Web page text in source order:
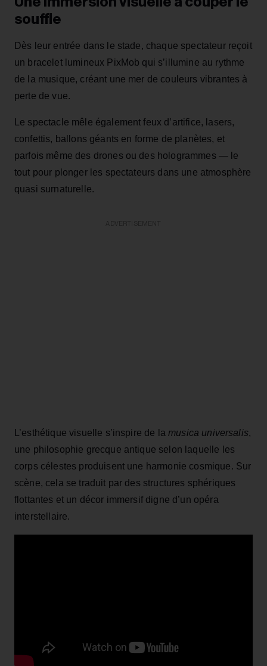
souffle
Dès leur entrée dans le stade, chaque spectateur reçoit
un bracelet lumineux PixMob qui s’illumine au rythme
de la musique, créant une mer de couleurs vibrantes à
perte de vue.
Le spectacle mêle également feux d’artifice, lasers,
confettis, ballons géants en forme de planètes, et
parfois même des drones ou des hologrammes — le
tout pour plonger les spectateurs dans une atmosphère
quasi surnaturelle.
L’esthétique visuelle s’inspire de la musica universalis,
une philosophie grecque antique selon laquelle les
corps célestes produisent une harmonie cosmique. Sur
scène, cela se traduit par des structures sphériques
flottantes et un décor immersif digne d’un opéra
interstellaire.